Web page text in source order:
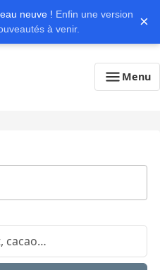
neuve ! Enfin une version
à venir.
×
Menu